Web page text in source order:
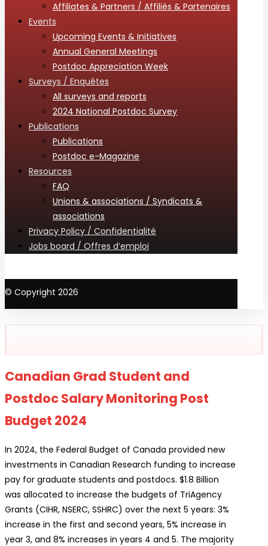
Affiliates & Partners / Affiliés & Partenaires
Events
Upcoming Events & Initiatives
Annual General Meetings
Postdoc Appreciation Week
Surveys / Enquêtes
All surveys and reports
2024 National Postdoc Survey
Publications
Publications
Postdoc e-Magazine
Resources
FAQ
Unions & associations / Syndicats &
associations
Privacy Policy / Confidentialité
Jobs board / Offres d’emploi
© Copyright 2026
Canadian Grad Student and
Postdoc Salary Monitoring Post
Budget 2024
In 2024, the Federal Budget of Canada provided new
investments in Canadian Research funding to increase
pay for graduate students and postdocs. $1.8 Billion
was allocated to increase the budgets of TriAgency
Grants (CIHR, NSERC, SSHRC) over the next 5 years: 3%
increase in the first and second years, 5% increase in
year 3, and 8% increases in years 4 and 5. The majority